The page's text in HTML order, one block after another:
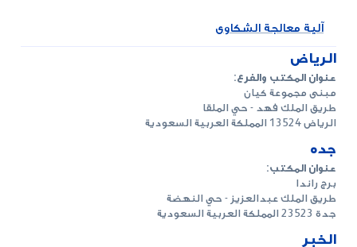
آلية معالجة الشكاوى
الرياض
عنوان المكتب والفرع:
مبنى مجموعة كيان
طريق الملك فهد - حي الملقا
الرياض 13524 المملكة العربية السعودية
جده
عنوان المكتب:
برج راندا
طريق الملك عبدالعزيز - حي النهضة
جدة 23523 المملكة العربية السعودية
الخبر